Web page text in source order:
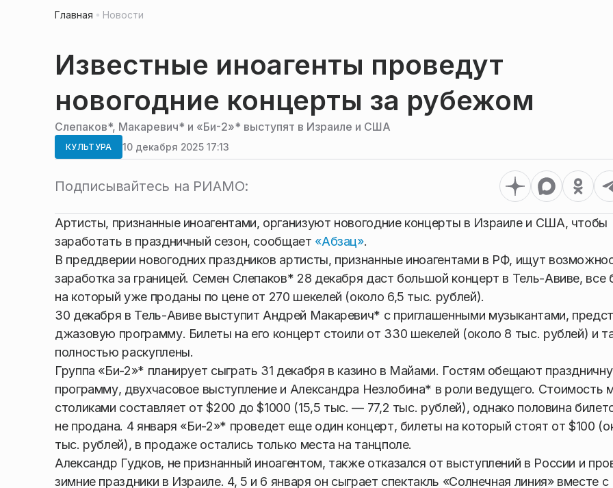
Главная Новости
Известные иноагенты проведут
новогодние концерты за рубежом
Слепаков*, Макаревич* и «Би-2»* выступят в Израиле и США
КУЛЬТУРА 10 декабря 2025 17:13
Подписывайтесь на РИАМО:
Артисты, признанные иноагентами, организуют новогодние концерты в Израиле и США, чтобы
заработать в праздничный сезон, сообщает «Абзац».
В преддверии новогодних праздников артисты, признанные иноагентами в РФ, ищут
заработка за границей. Семен Слепаков* 28 декабря даст большой концерт в Тель-Авиве, все
на который уже проданы по цене от 270 шекелей (около 6,5 тыс. рублей).
30 декабря в Тель-Авиве выступит Андрей Макаревич* с приглашенными музыкантами,
джазовую программу. Билеты на его концерт стоили от 330 шекелей (около 8 тыс. рублей) и
полностью раскуплены.
Группа «Би-2»* планирует сыграть 31 декабря в казино в Майами. Гостям обещают
программу, двухчасовое выступление и Александра Незлобина* в роли ведущего. Стоимость
столиками составляет от $200 до $1000 (15,5 тыс. — 77,2 тыс. рублей), однако половина
не продана. 4 января «Би-2»* проведет еще один концерт, билеты на который стоят от $100
тыс. рублей), в продаже остались только места на танцполе.
Александр Гудков, не признанный иноагентом, также отказался от выступлений в России и
зимние праздники в Израиле. 4, 5 и 6 января он сыграет спектакль «Солнечная линия» вместе с